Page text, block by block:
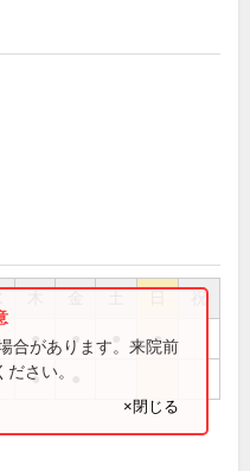
祝
● ● ●
●
合があります。来院前
さい。
×閉じる